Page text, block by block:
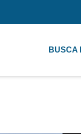
BUSCA